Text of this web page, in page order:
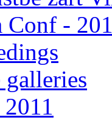
Conf -
gal­le­ri­es